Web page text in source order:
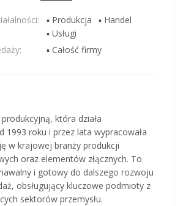
▪ Produkcja
▪ Handel
▪ Usługi
▪ Całość firmy
która działa
1993 roku i przez lata wypracowała
w krajowej branży produkcji
oraz elementów złącznych. To
i gotowy do dalszego rozwoju
obsługujący kluczowe podmioty z
sektorów przemysłu.